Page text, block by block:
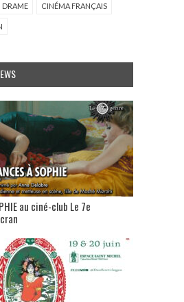
DRAME CINÉMA FRANÇAIS
au ciné-club Le 7e